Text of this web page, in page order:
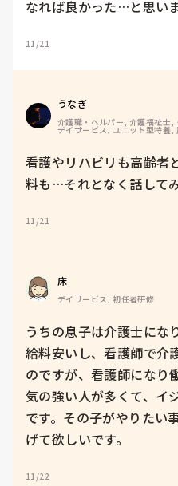
11/21
うなぎ
介護職・ヘルパー, 介護福祉士
デイサービス, ユニット型特養,
看護やリハビリも高齢者
料も…それとなく話して
11/21
床
デイサービス, 初任者研修
うちの息子は介護士にな
給料安いし、看護師で介
のですが、看護師になり
気の強い人が多くて、イ
です。その子がやりたい
げて欲しいです。
11/22